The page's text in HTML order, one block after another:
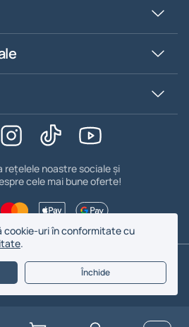
rețelele noastre sociale și
cele mai bune oferte!
- Toate drepturile rezervate.
cookie-uri în conformitate cu
.
Închide